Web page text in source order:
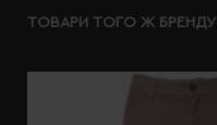
ТОВАРИ ТОГО Ж БРЕНДУ